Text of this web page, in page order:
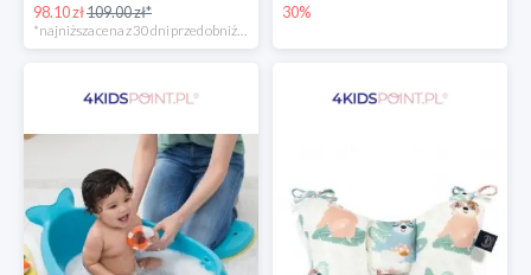
98.10 zł109.00 zł* 30%